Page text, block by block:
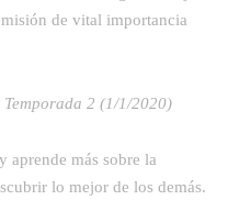
de vital importancia
2 (1/1/2020)
aprende más sobre la
lo mejor de los demás.